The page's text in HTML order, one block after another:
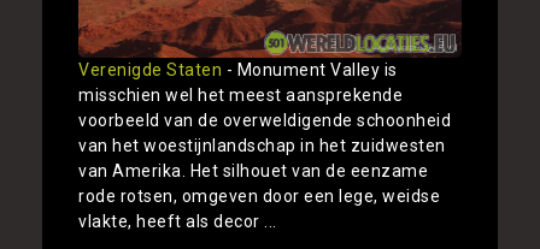
Verenigde Staten - Monument Valley is
misschien wel het meest aansprekende
voorbeeld van de overweldigende schoonheid
van het woestijnlandschap in het zuidwesten
van Amerika. Het silhouet van de eenzame
rode rotsen, omgeven door een lege, weidse
vlakte, heeft als decor ...